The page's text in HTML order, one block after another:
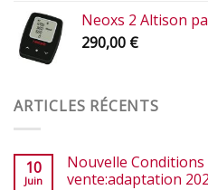
Neoxs 2 Altison
290,00 €
ARTICLES RÉCENTS
10
Juin
Nouvelle
vente:adaptation